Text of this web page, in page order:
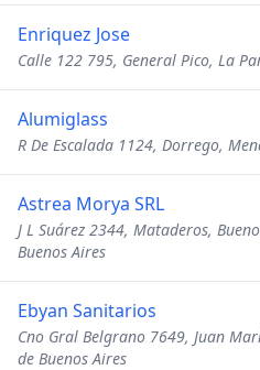
Enriquez Jose
Calle 122 795, General Pico, La
Alumiglass
R De Escalada 1124, Dorrego,
Astrea Morya SRL
J L Suárez 2344, Mataderos,
Buenos Aires
Ebyan Sanitarios
Cno Gral Belgrano 7649, Juan
de Buenos Aires